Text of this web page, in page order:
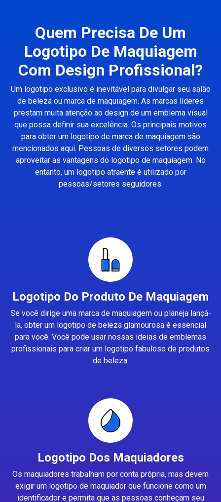
Quem Precisa De Um
Logotipo De Maquiagem
Com Design Profissional?
Um logotipo exclusivo é inevitável para divulgar seu salão
de beleza ou marca de maquiagem. As marcas líderes
prestam muita atenção ao design de um emblema visual
que possa definir sua excelência. Os principais motivos
para obter um logotipo de marca de maquiagem são
mencionados aqui. Pessoas de diversos setores podem
aproveitar as vantagens do logotipo de maquiagem. No
entanto, um logotipo atraente é utilizado por
pessoas/setores seguidores.
Logotipo Do Produto De Maquiagem
Se você dirige uma marca de maquiagem ou planeja lançá-
la, obter um logotipo de beleza glamourosa é essencial
para você. Você pode usar nossas ideias de emblemas
profissionais para criar um logotipo fabuloso de produtos
de beleza.
Logotipo Dos Maquiadores
Os maquiadores trabalham por conta própria, mas devem
exigir um logotipo de maquiador que funcione como um
identificador e permita que as pessoas conheçam seu